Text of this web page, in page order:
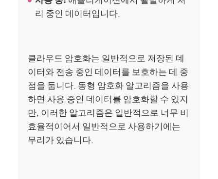
리 중인 데이터입니다.
클라우드 암호화는 일반적으로 저장된 데
이터와 전송 중인 데이터를 보호하는 데 중
점을 둡니다. 동형 암호화 알고리즘을 사용
하면 사용 중인 데이터를 암호화할 수 있지
만, 이러한 알고리즘은 일반적으로 너무 비
효율적이어서 일반적으로 사용하기에는
무리가 있습니다.